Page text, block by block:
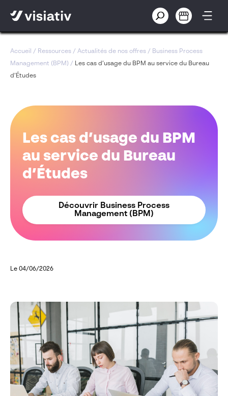
Accueil / Ressources / Actualités de nos offres / Business Process
Management (BPM) / Les cas d’usage du BPM au service du Bureau
d’Études
Les cas d’usage du BPM
au service du Bureau
d’Études
Découvrir Business Process
Management (BPM)
Le 04/06/2026